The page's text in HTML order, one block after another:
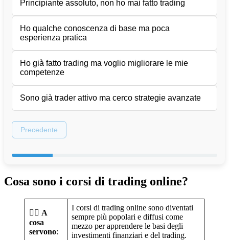
Principiante assoluto, non ho mai fatto trading
Ho qualche conoscenza di base ma poca
esperienza pratica
Ho già fatto trading ma voglio migliorare le mie
competenze
Sono già trader attivo ma cerco strategie avanzate
Precedente
Cosa sono i corsi di trading online?
👍🏼 A
cosa
servono:
I corsi di trading online sono diventati
sempre più popolari e diffusi come
mezzo per apprendere le basi degli
investimenti finanziari e del trading.